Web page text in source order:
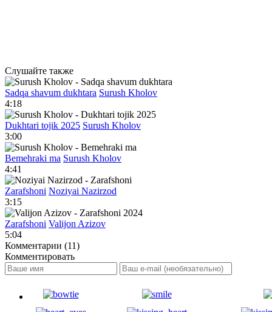
Слушайте также
Sadqa shavum dukhtara Surush Kholov
4:18
Dukhtari tojik 2025 Surush Kholov
3:00
Bemehraki ma Surush Kholov
4:41
Zarafshoni Noziyai Nazirzod
3:15
Zarafshoni Valijon Azizov
5:04
Комментарии (11)
Комментировать